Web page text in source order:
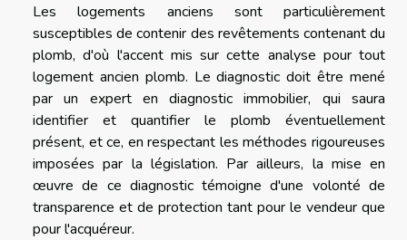
Les logements anciens sont particulièrement
susceptibles de contenir des revêtements contenant du
plomb, d'où l'accent mis sur cette analyse pour tout
logement ancien plomb. Le diagnostic doit être mené
par un expert en diagnostic immobilier, qui saura
identifier et quantifier le plomb éventuellement
présent, et ce, en respectant les méthodes rigoureuses
imposées par la législation. Par ailleurs, la mise en
œuvre de ce diagnostic témoigne d'une volonté de
transparence et de protection tant pour le vendeur que
pour l'acquéreur.